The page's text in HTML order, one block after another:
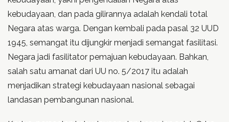
kebudayaan, dan pada gilirannya adalah kendali total
Negara atas warga. Dengan kembali pada pasal 32 UUD
1945, semangat itu dijungkir menjadi semangat fasilitasi.
Negara jadi fasilitator pemajuan kebudayaan. Bahkan,
salah satu amanat dari UU no. 5/2017 itu adalah
menjadikan strategi kebudayaan nasional sebagai
landasan pembangunan nasional.